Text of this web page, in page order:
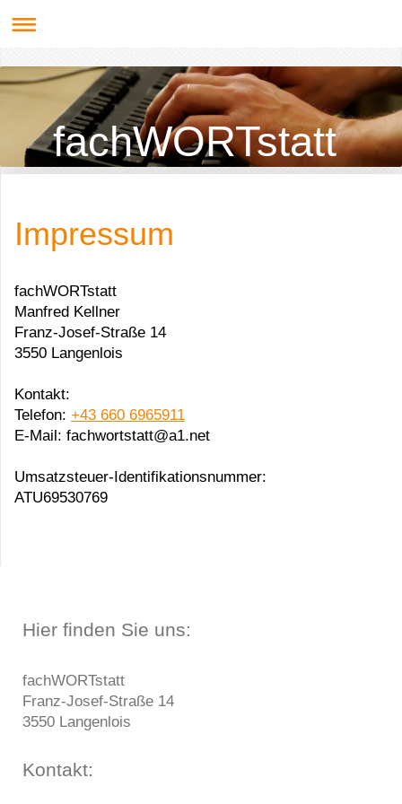
fachWORTstatt
Impressum
fachWORTstatt
Manfred Kellner
Franz-Josef-Straße 14
3550 Langenlois
Kontakt:
Telefon: +43 660 6965911
E-Mail: fachwortstatt@a1.net
Umsatzsteuer-Identifikationsnummer:
ATU69530769
Hier finden Sie uns:
fachWORTstatt
Franz-Josef-Straße 14
3550 Langenlois
Kontakt: